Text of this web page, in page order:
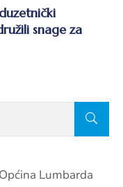
snage za